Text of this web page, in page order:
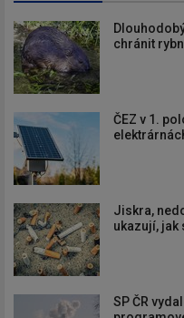
chránit
ČEZ v 1.
Jiskra,
ukazují, jak
SP ČR